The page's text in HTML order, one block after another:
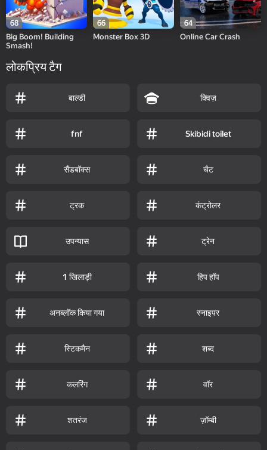
68
Big Boom! Building
Smash!
66
Monster Box 3D
64
Online Car Crash
लोकप्रिय टैग
बाल्डी क्विज़
fnf Skibidi toilet
सैंडबॉक्स चैट
ट्रक कंट्रोलर
उपन्यास ट्रेन
1 खिलाड़ी हिप हॉप
अनब्लॉक किया गया स्नाइपर
स्टिकमैन शब्द
कलरिंग वॉर
शतरंज ज़ॉम्बी